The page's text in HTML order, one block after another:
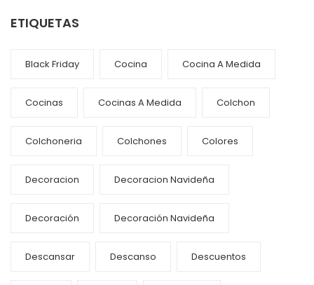
ETIQUETAS
Black Friday Cocina Cocina A Medida
Cocinas Cocinas A Medida Colchon
Colchoneria Colchones Colores
Decoracion Decoracion Navideña
Decoración Decoración Navideña
Descansar Descanso Descuentos